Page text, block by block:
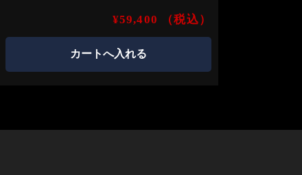
¥59,400 （税込）